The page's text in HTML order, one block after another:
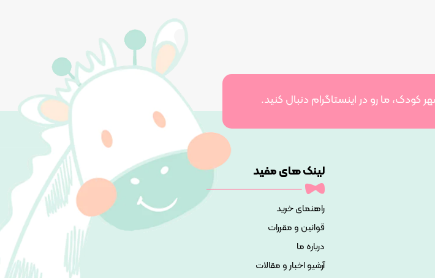
کودک، ما رو در اینستاگرام دنبال کنید.
لینک های مفید
راهنمای خرید
قوانین و مقررات
درباره ما
آرشیو اخبار و مقالات